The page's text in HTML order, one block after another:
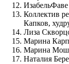
Коллектив
Капков,
Лиза
Марина
Марина
Наталия